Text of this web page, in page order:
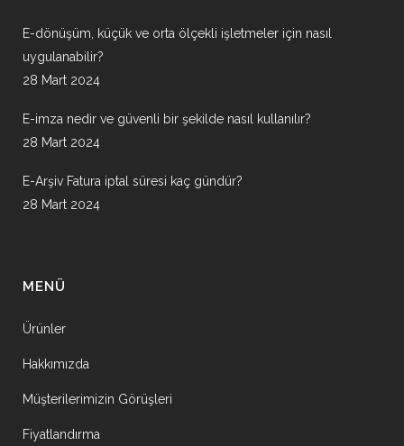
E-dönüşüm, küçük ve orta ölçekli işletmeler için nasıl
uygulanabilir?
28 Mart 2024
E-imza nedir ve güvenli bir şekilde nasıl kullanılır?
28 Mart 2024
E-Arşiv Fatura iptal süresi kaç gündür?
28 Mart 2024
MENÜ
Ürünler
Hakkımızda
Müşterilerimizin Görüşleri
Fiyatlandırma